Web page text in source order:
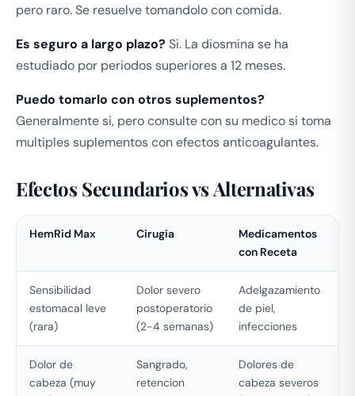
pero raro. Se resuelve tomandolo con comida.
Es seguro a largo plazo? Si. La diosmina se ha
estudiado por periodos superiores a 12 meses.
Puedo tomarlo con otros suplementos?
Generalmente si, pero consulte con su medico si toma
multiples suplementos con efectos anticoagulantes.
Efectos Secundarios vs Alternativas
HemRid Max Cirugia
Medicamentos
con Receta
Sensibilidad
estomacal leve
(rara)
Dolor severo
postoperatorio
(2-4 semanas)
Adelgazamiento
de piel,
infecciones
Dolor de
cabeza (muy
Sangrado,
retencion
Dolores de
cabeza severos